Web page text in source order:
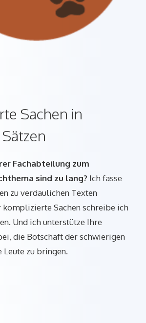
Sachen in
Fachabteilung zum
sind zu lang? Ich fasse
zu verdaulichen Texten
komplizierte Sachen schreibe ich
Und ich unterstütze Ihre
die Botschaft der schwierigen
zu bringen.